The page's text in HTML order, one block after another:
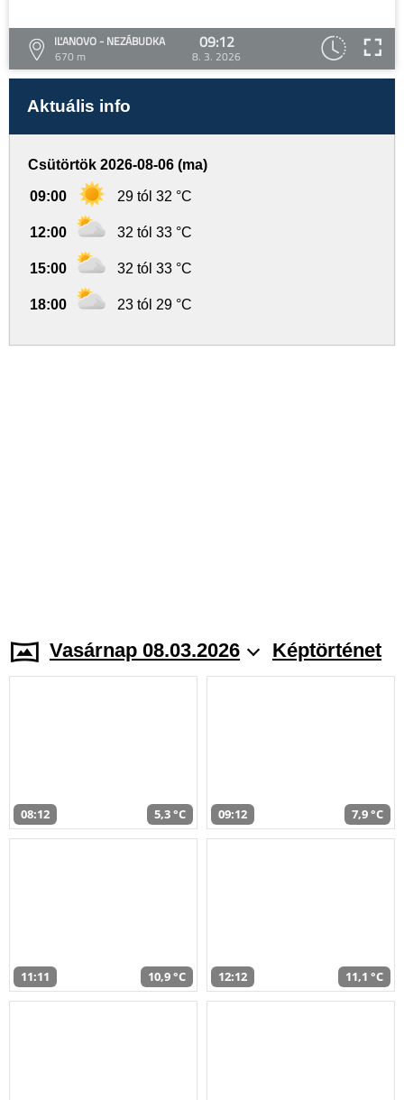
IĽANOVO - NEZÁBUDKA
670 m
09:12
8. 3. 2026
Aktuális info
Csütörtök 2026-08-06 (ma)
09:00 29 tól 32 °C
12:00 32 tól 33 °C
15:00 32 tól 33 °C
18:00 23 tól 29 °C
Vasárnap 08.03.2026 Képtörténet
08:12 5,3 °C 09:12 7,9 °C
11:11 10,9 °C 12:12 11,1 °C